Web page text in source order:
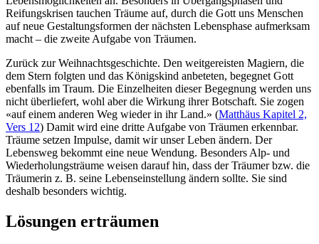
Reifungskrisen tauchen Träume auf, durch die Gott uns Menschen
auf neue Gestaltungsformen der nächsten Lebensphase aufmerksam
macht – die zweite Aufgabe von Träumen.
Zurück zur Weihnachtsgeschichte. Den weitgereisten Magiern, die
dem Stern folgten und das Königskind anbeteten, begegnet Gott
ebenfalls im Traum. Die Einzelheiten dieser Begegnung werden uns
nicht überliefert, wohl aber die Wirkung ihrer Botschaft. Sie zogen
«auf einem anderen Weg wieder in ihr Land.» (Matthäus Kapitel 2,
Vers 12) Damit wird eine dritte Aufgabe von Träumen erkennbar.
Träume setzen Impulse, damit wir unser Leben ändern. Der
Lebensweg bekommt eine neue Wendung. Besonders Alp- und
Wiederholungsträume weisen darauf hin, dass der Träumer bzw. die
Träumerin z. B. seine Lebenseinstellung ändern sollte. Sie sind
deshalb besonders wichtig.
Lösungen erträumen